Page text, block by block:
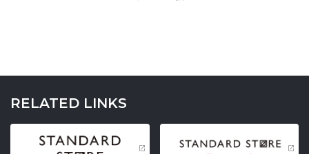
RELATED LINKS